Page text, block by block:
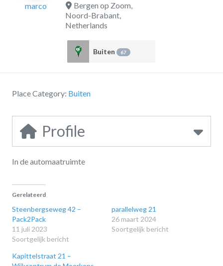
marco Bergen op Zoom,
Noord-Brabant,
Netherlands
Buiten 67
Place Category: Buiten
Profile
In de automaatruimte
Gerelateerd
Steenbergseweg 42 –
Pack2Pack
11 juli 2023
Soortgelijk bericht
parallelweg 21
26 maart 2024
Soortgelijk bericht
Kapittelstraat 21 –